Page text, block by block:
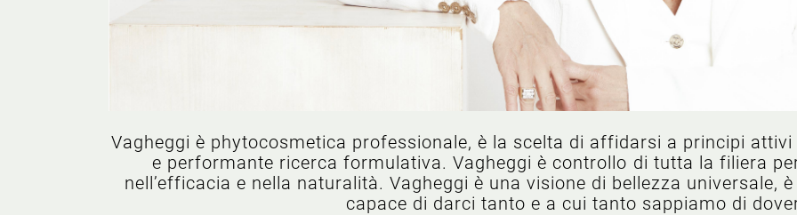
Vagheggi è phytocosmetica professionale, è la scelta di affidarsi a principi
e performante ricerca formulativa. Vagheggi è controllo di tutta la filiera
nell’efficacia e nella naturalità. Vagheggi è una visione di bellezza universale,
capace di darci tanto e a cui tanto sappiamo di